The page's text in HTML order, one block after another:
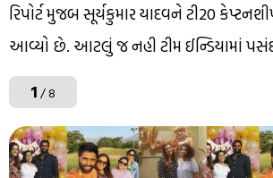
રિપોર્ટ મુજબ સૂર્યકુમાર યાદવને ટી20
આવ્યો છે. આટલું જ નહી ટીમ ઈન્ડિયામાં
1/ 8